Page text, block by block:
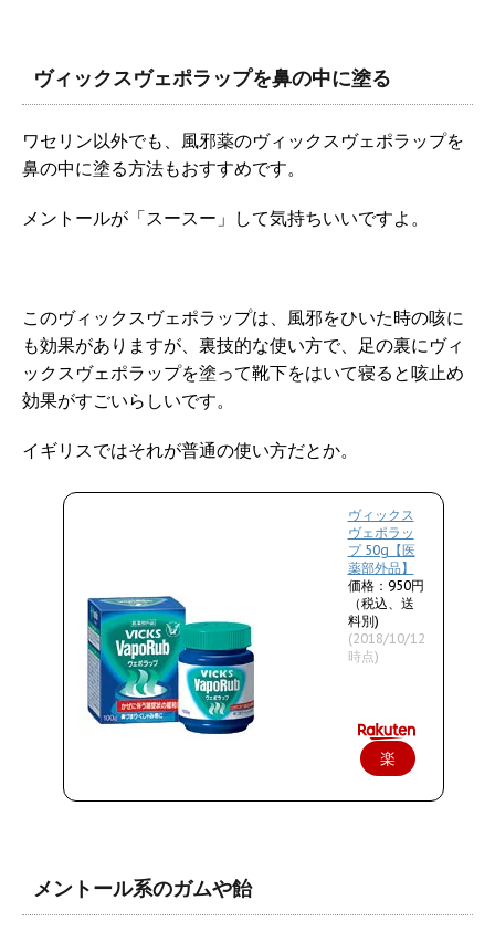
ヴィックスヴェポラップを鼻の中に塗る
ワセリン以外でも、風邪薬のヴィックスヴェポラップを
鼻の中に塗る方法もおすすめです。
メントールが「スースー」して気持ちいいですよ。
このヴィックスヴェポラップは、風邪をひいた時の咳に
も効果がありますが、裏技的な使い方で、足の裏にヴィ
ックスヴェポラップを塗って靴下をはいて寝ると咳止め
効果がすごいらしいです。
イギリスではそれが普通の使い方だとか。
ヴィックス
ヴェポラッ
プ 50g【医
薬部外品】
価格：950円
（税込、送
料別)
(2018/10/12
時点)
楽
メントール系のガムや飴